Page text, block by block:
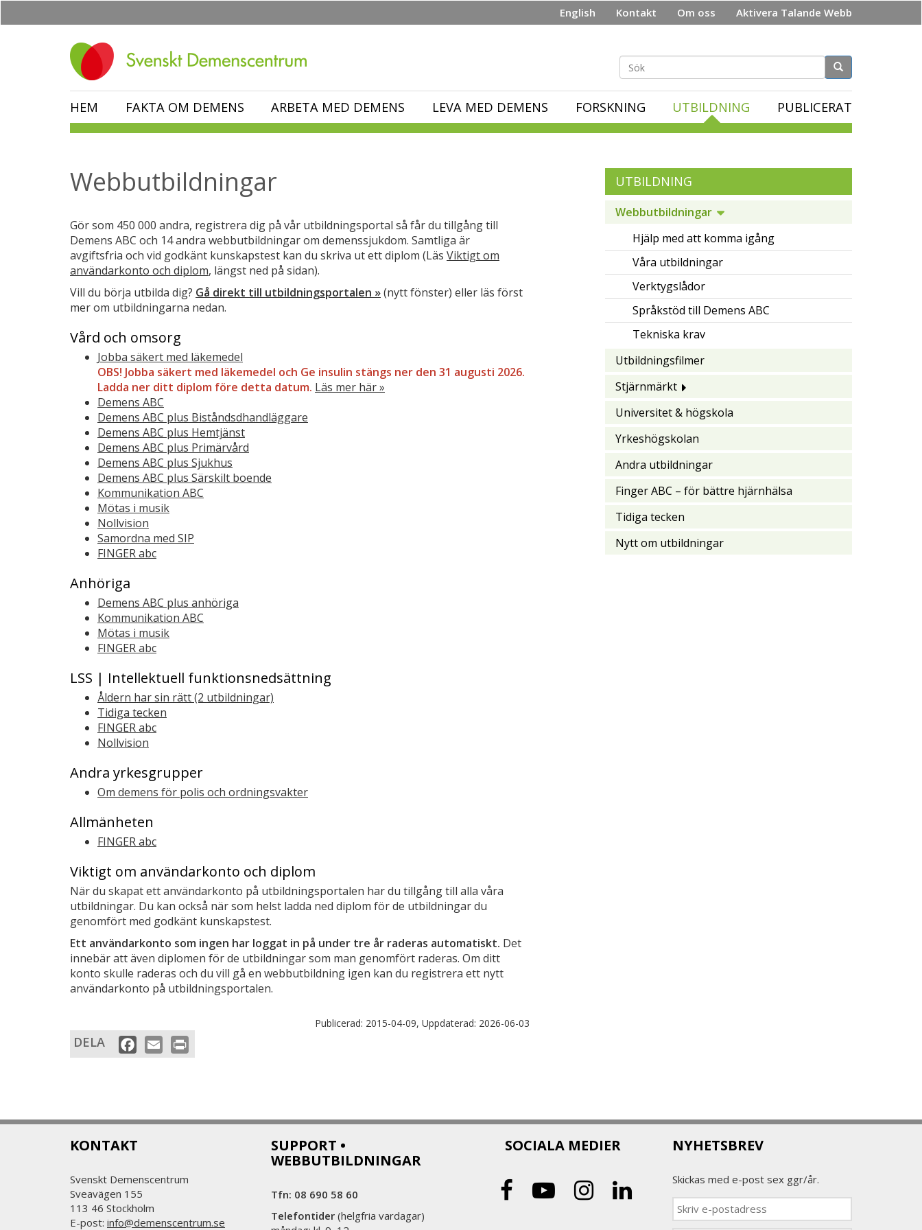
English Kontakt Om oss Aktivera Talande Webb
Sökformulär
HEM FAKTA OM DEMENS ARBETA MED DEMENS LEVA MED DEMENS FORSKNING UTBILDNING PUBLICERAT
Webbutbildningar
Gör som 450 000 andra, registrera dig på vår utbildningsportal så får du tillgång till
Demens ABC och 14 andra webbutbildningar om demenssjukdom. Samtliga är
avgiftsfria och vid godkänt kunskapstest kan du skriva ut ett diplom (Läs Viktigt om
användarkonto och diplom, längst ned på sidan).
Vill du börja utbilda dig? Gå direkt till utbildningsportalen »(nytt fönster) eller läs först
mer om utbildningarna nedan.
Vård och omsorg
Jobba säkert med läkemedel
OBS! Jobba säkert med läkemedel och Ge insulin stängs ner den 31 augusti 2026.
Ladda ner ditt diplom före detta datum. Läs mer här »
Demens ABC
Demens ABC plus Biståndsdhandläggare
Demens ABC plus Hemtjänst
Demens ABC plus Primärvård
Demens ABC plus Sjukhus
Demens ABC plus Särskilt boende
Kommunikation ABC
Mötas i musik
Nollvision
Samordna med SIP
FINGER abc
Anhöriga
Demens ABC plus anhöriga
Kommunikation ABC
Mötas i musik
FINGER abc
LSS | Intellektuell funktionsnedsättning
Åldern har sin rätt (2 utbildningar)
Tidiga tecken
FINGER abc
Nollvision
Andra yrkesgrupper
Om demens för polis och ordningsvakter
Allmänheten
FINGER abc
Viktigt om användarkonto och diplom
När du skapat ett användarkonto på utbildningsportalen har du tillgång till alla våra
utbildningar. Du kan också när som helst ladda ned diplom för de utbildningar du
genomfört med godkänt kunskapstest.
Ett användarkonto som ingen har loggat in på under tre år raderas automatiskt. Det
innebär att även diplomen för de utbildningar som man genomfört raderas. Om ditt
konto skulle raderas och du vill gå en webbutbildning igen kan du registrera ett nytt
användarkonto på utbildningsportalen.
Publicerad: 2015-04-09, Uppdaterad: 2026-06-03
DELA Facebook
Email
UTBILDNING
Webbutbildningar
Hjälp med att komma igång
Våra utbildningar
Verktygslådor
Språkstöd till Demens ABC
Tekniska krav
Utbildningsfilmer
Stjärnmärkt
Universitet & högskola
Yrkeshögskolan
Andra utbildningar
Finger ABC – för bättre hjärnhälsa
Tidiga tecken
Nytt om utbildningar
KONTAKT
Svenskt Demenscentrum
Sveavägen 155
113 46 Stockholm
E-post: info@demenscentrum.se
SUPPORT •
WEBBUTBILDNINGAR
Tfn: 08 690 58 60
Telefontider(helgfria vardagar)
SOCIALA MEDIER NYHETSBREV
Skickas med e-post sex ggr/år.